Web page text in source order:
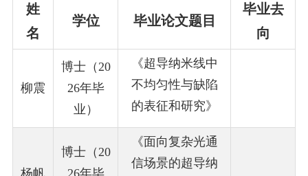
姓
名
学位 毕业论文题目
毕业去
向
柳震
博士（20
26年毕
业）
《超导纳米线中
不均匀性与缺陷
的表征和研究》
杨帆
博士（20
26年毕
《面向复杂光通
信场景的超导纳